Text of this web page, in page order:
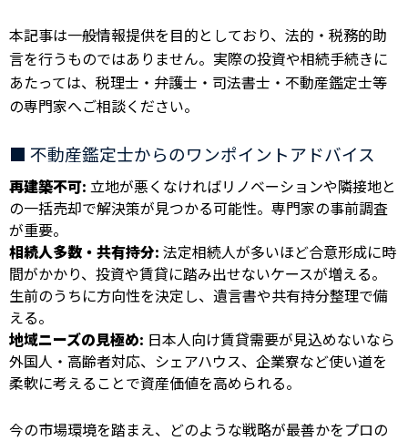
本記事は一般情報提供を目的としており、法的・税務的助
言を行うものではありません。実際の投資や相続手続きに
あたっては、税理士・弁護士・司法書士・不動産鑑定士等
の専門家へご相談ください。
■ 不動産鑑定士からのワンポイントアドバイス
再建築不可: 立地が悪くなければリノベーションや隣接地と
の一括売却で解決策が見つかる可能性。専門家の事前調査
が重要。
相続人多数・共有持分: 法定相続人が多いほど合意形成に時
間がかかり、投資や賃貸に踏み出せないケースが増える。
生前のうちに方向性を決定し、遺言書や共有持分整理で備
える。
地域ニーズの見極め: 日本人向け賃貸需要が見込めないなら
外国人・高齢者対応、シェアハウス、企業寮など使い道を
柔軟に考えることで資産価値を高められる。
今の市場環境を踏まえ、どのような戦略が最善かをプロの